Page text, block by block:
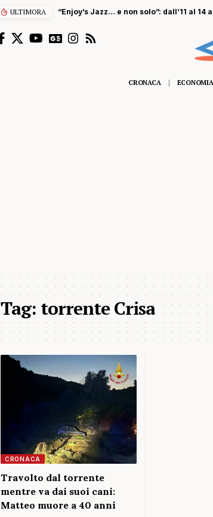
ULTIMORA “Enjoy’s Jazz… e non solo”: dall’11 al
CRONACA ECONOMIA
Tag:torrente Crisa
CRONACA
Travolto dal torrente
mentre va dai suoi cani:
Matteo muore a 40 anni